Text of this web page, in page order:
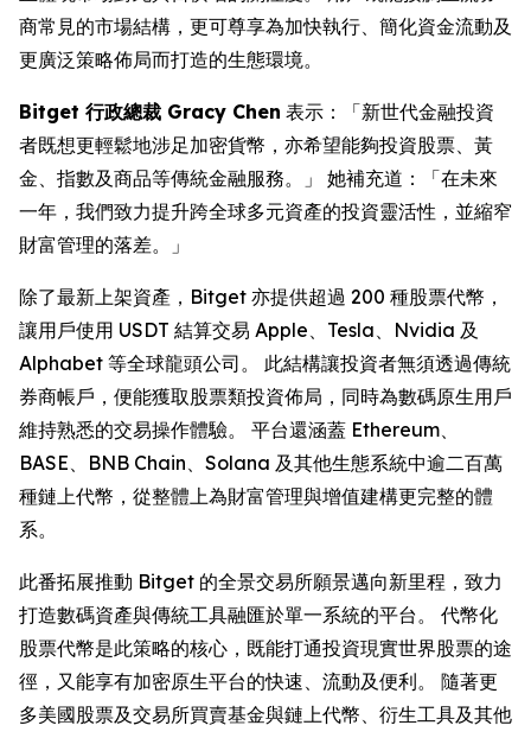
商常見的市場結構，更可尊享為加快執行、簡化資金流動及
更廣泛策略佈局而打造的生態環境。
Bitget 行政總裁 Gracy Chen 表示：「新世代金融投資
者既想更輕鬆地涉足加密貨幣，亦希望能夠投資股票、黃
金、指數及商品等傳統金融服務。」 她補充道：「在未來
一年，我們致力提升跨全球多元資產的投資靈活性，並縮窄
財富管理的落差。」
除了最新上架資產，Bitget 亦提供超過 200 種股票代幣，
讓用戶使用 USDT 結算交易 Apple、Tesla、Nvidia 及
Alphabet 等全球龍頭公司。 此結構讓投資者無須透過傳統
券商帳戶，便能獲取股票類投資佈局，同時為數碼原生用戶
維持熟悉的交易操作體驗。 平台還涵蓋 Ethereum、
BASE、BNB Chain、Solana 及其他生態系統中逾二百萬
種鏈上代幣，從整體上為財富管理與增值建構更完整的體
系。
此番拓展推動 Bitget 的全景交易所願景邁向新里程，致力
打造數碼資產與傳統工具融匯於單一系統的平台。 代幣化
股票代幣是此策略的核心，既能打通投資現實世界股票的途
徑，又能享有加密原生平台的快速、流動及便利。 隨著更
多美國股票及交易所買賣基金與鏈上代幣、衍生工具及其他